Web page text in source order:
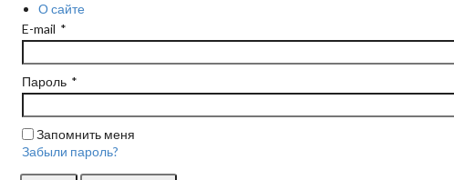
О сайте
E-mail
Пароль
Запомнить меня
Забыли пароль?